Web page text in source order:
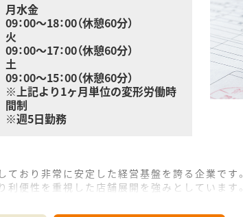
月水金
09：00～18：00（休憩60分）
火
09：00～17：00（休憩60分）
土
09：00～15：00（休憩60分）
※上記より1ヶ月単位の変形労働時
間制
※週5日勤務
おり非常に安定した経営基盤を誇る企業です。
便性を重視した店舗展開を強みとしています。